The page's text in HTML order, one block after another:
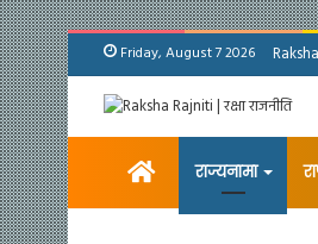
Friday, August 7 2026
Homeराज्यनामा